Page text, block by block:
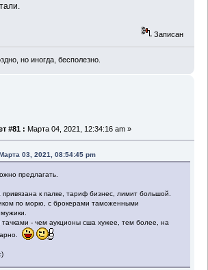
Записан
но иногда, бесполезно.
#81 : Марта 04, 2021, 12:34:16 am »
03, 2021, 08:54:45 pm
предлагать.
привязана к палке, тариф бизнес, лимит большой.
по морю, с брокерами таможенными
тачками - чем аукционы сша хужее, тем более, на